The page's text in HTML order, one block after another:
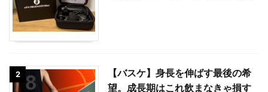
2
【バスケ】身長を伸ばす最後の希
望。成長期はこれ飲まなきゃ損す